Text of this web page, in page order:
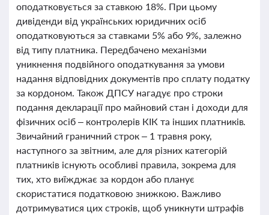
оподатковується за ставкою 18%. При цьому
дивіденди від українських юридичних осіб
оподатковуються за ставками 5% або 9%, залежно
від типу платника. Передбачено механізми
уникнення подвійного оподаткування за умови
надання відповідних документів про сплату податку
за кордоном. Також ДПСУ нагадує про строки
подання декларації про майновий стан і доходи для
фізичних осіб – контролерів КІК та інших платників.
Звичайний граничний строк – 1 травня року,
наступного за звітним, але для різних категорій
платників існують особливі правила, зокрема для
тих, хто виїжджає за кордон або планує
скористатися податковою знижкою. Важливо
дотримуватися цих строків, щоб уникнути штрафів